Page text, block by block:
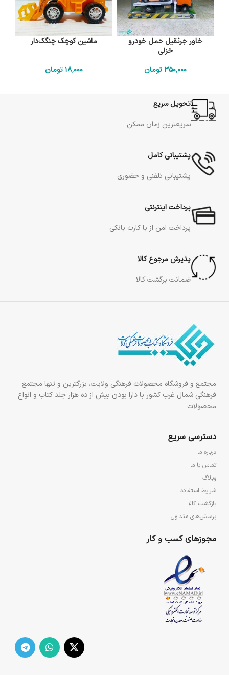
خاور جرثقیل حمل خودرو
خزلی
350٬000تومان
ماشین کوچک چنگک‌‌دار
18٬000 تومان
تحویل سریع
سریعترین زمان ممکن
پشتیبانی کامل
پشتیبانی تلفنی و حضوری
پرداخت اینترنتی
پرداخت امن از با کارت بانکی
پذیرش مرجوع کالا
ضمانت برگشت کالا
مجتمع و فروشگاه محصولات فرهنگی ولایت، بزرگترین و تنها مجتمع
فرهنگی شمال غرب کشور با دارا بودن بیش از ده هزار جلد کتاب و انواع
محصولات
دسترسی سریع
درباره ما
تماس با ما
وبلاگ
شرایط استفاده
بازگشت کالا
پرسش‌های متداول
مجوزهای کسب و کار